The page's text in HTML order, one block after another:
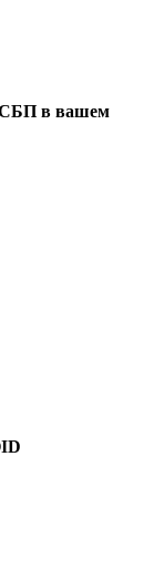
СБП в вашем